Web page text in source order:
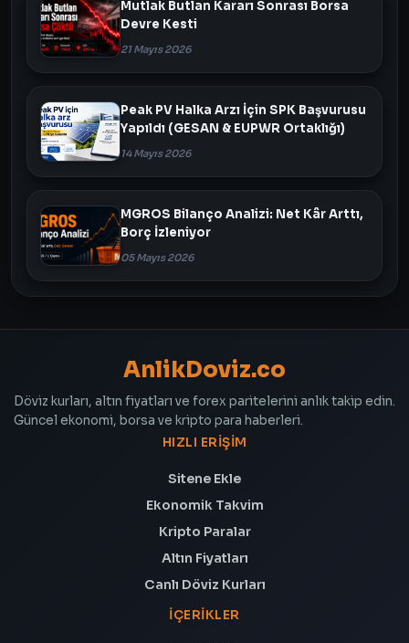
Mutlak Butlan Kararı Sonrası Borsa
Devre Kesti
21 Mayıs 2026
Peak PV Halka Arzı İçin SPK Başvurusu
Yapıldı (GESAN & EUPWR Ortaklığı)
14 Mayıs 2026
MGROS Bilanço Analizi: Net Kâr Arttı,
Borç İzleniyor
05 Mayıs 2026
AnlikDoviz.co
Döviz kurları, altın fiyatları ve forex paritelerini anlık takip edin.
Güncel ekonomi, borsa ve kripto para haberleri.
HIZLI ERIŞIM
Sitene Ekle
Ekonomik Takvim
Kripto Paralar
Altın Fiyatları
Canlı Döviz Kurları
İÇERIKLER